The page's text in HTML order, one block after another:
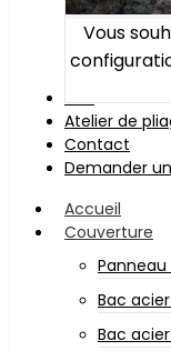
Vous
Atelier de
Contact
Demander
Accueil
Couverture
Bac
Bac